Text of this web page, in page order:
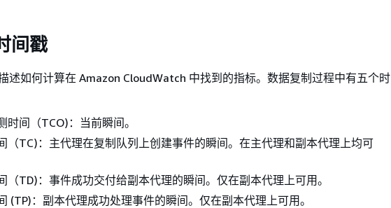
间戳
述如何计算在 Amazon CloudWatch 中找到的指标。数据复制过程中有五个时
时间（TCO)：当前瞬间。
（TC)：主代理在复制队列上创建事件的瞬间。在主代理和副本代理上均可
（TD)：事件成功交付给副本代理的瞬间。仅在副本代理上可用。
(TP)：副本代理成功处理事件的瞬间。仅在副本代理上可用。